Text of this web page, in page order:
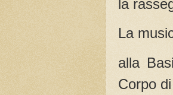
la
La
alla
Corpo